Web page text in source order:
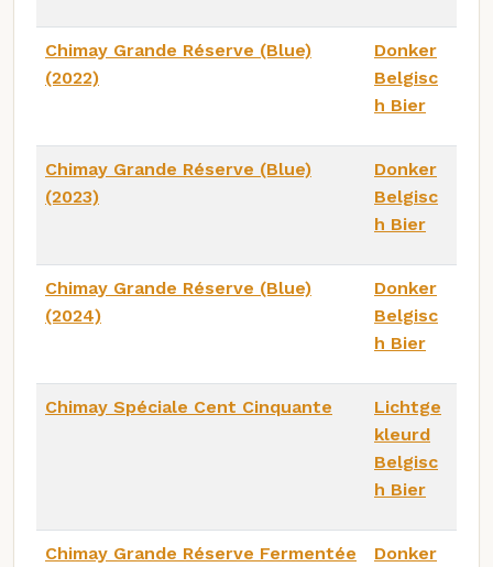
Chimay Grande Réserve (Blue)
(2022)
Donker
Belgisc
h Bier
Chimay Grande Réserve (Blue)
(2023)
Donker
Belgisc
h Bier
Chimay Grande Réserve (Blue)
(2024)
Donker
Belgisc
h Bier
Chimay Spéciale Cent Cinquante
Lichtge
kleurd
Belgisc
h Bier
Chimay Grande Réserve Fermentée Donker